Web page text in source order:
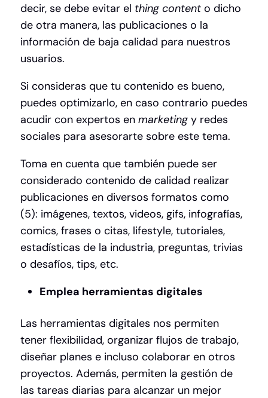
decir, se debe evitar el thing content o dicho
de otra manera, las publicaciones o la
información de baja calidad para nuestros
usuarios.
Si consideras que tu contenido es bueno,
puedes optimizarlo, en caso contrario puedes
acudir con expertos en marketingy redes
sociales para asesorarte sobre este tema.
Toma en cuenta que también puede ser
considerado contenido de calidad realizar
publicaciones en diversos formatos como
(5): imágenes, textos, videos, gifs, infografías,
comics, frases o citas, lifestyle, tutoriales,
estadísticas de la industria, preguntas, trivias
o desafíos, tips, etc.
Emplea herramientas digitales
Las herramientas digitales nos permiten
tener flexibilidad, organizar flujos de trabajo,
diseñar planes e incluso colaborar en otros
proyectos. Además, permiten la gestión de
las tareas diarias para alcanzar un mejor